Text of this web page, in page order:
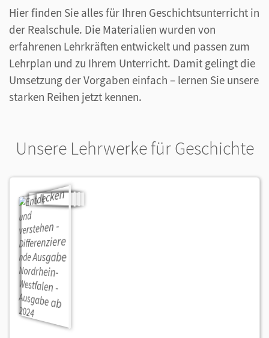
Hier finden Sie alles für Ihren Geschichtsunterricht in
der Realschule. Die Materialien wurden von
erfahrenen Lehrkräften entwickelt und passen zum
Lehrplan und zu Ihrem Unterricht. Damit gelingt die
Umsetzung der Vorgaben einfach – lernen Sie unsere
starken Reihen jetzt kennen.
Unsere Lehrwerke für Geschichte